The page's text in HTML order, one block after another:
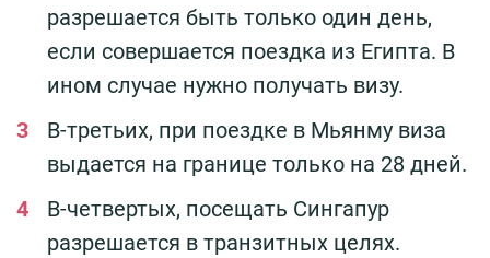
разрешается быть только один день,
если совершается поездка из Египта. В
ином случае нужно получать визу.
В-третьих, при поездке в Мьянму виза
выдается на границе только на 28 дней.
В-четвертых, посещать Сингапур
разрешается в транзитных целях.